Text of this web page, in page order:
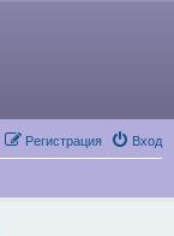
Вход
Регистрация